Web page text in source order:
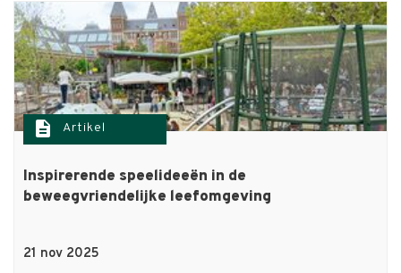
description Artikel
Inspirerende speelideeën in de
beweegvriendelijke leefomgeving
21 nov 2025